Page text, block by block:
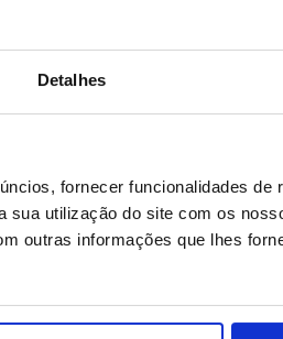
Detalhes
fornecer funcionalidades de
sua utilização do site com os
outras informações que lhes
com
LE: Marco Silva quer
mesmo peso decisório